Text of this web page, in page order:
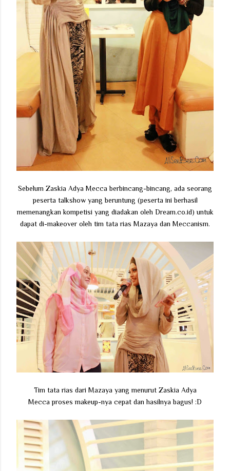
Sebelum Zaskia Adya Mecca berbincang-bincang, ada seorang
peserta talkshow yang beruntung (peserta ini berhasil
memenangkan kompetisi yang diadakan oleh Dream.co.id) untuk
dapat di-makeover oleh tim tata rias Mazaya dan Meccanism.
Tim tata rias dari Mazaya yang menurut Zaskia Adya
Mecca proses makeup-nya cepat dan hasilnya bagus! :D